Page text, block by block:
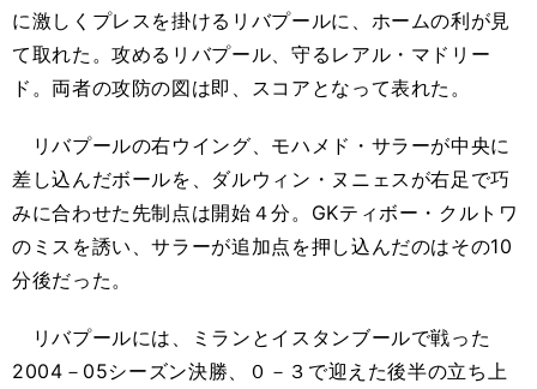
に激しくプレスを掛けるリバプールに、ホームの利が見
て取れた。攻めるリバプール、守るレアル・マドリー
ド。両者の攻防の図は即、スコアとなって表れた。
リバプールの右ウイング、モハメド・サラーが中央に
差し込んだボールを、ダルウィン・ヌニェスが右足で巧
みに合わせた先制点は開始４分。GKティボー・クルトワ
のミスを誘い、サラーが追加点を押し込んだのはその10
分後だった。
リバプールには、ミランとイスタンブールで戦った
2004－05シーズン決勝、０－３で迎えた後半の立ち上